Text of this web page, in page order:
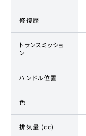
修復歴
トランスミッショ
ン
ハンドル位置
色
排気量 (cc)